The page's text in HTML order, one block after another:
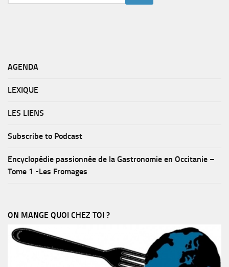
AGENDA
LEXIQUE
LES LIENS
Subscribe to Podcast
Encyclopédie passionnée de la Gastronomie en Occitanie –
Tome 1 -Les Fromages
ON MANGE QUOI CHEZ TOI ?